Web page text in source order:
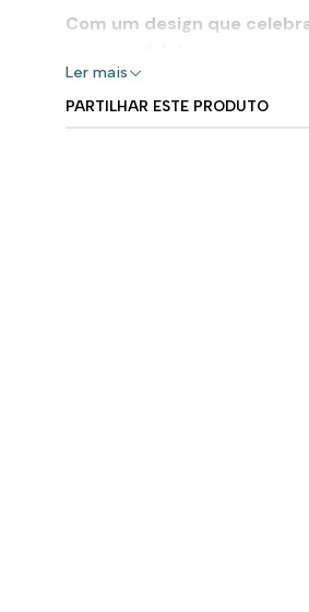
Com um design que
toque de carinho que o
pode ser!
Ler mais
PARTILHAR ESTE PRODUTO